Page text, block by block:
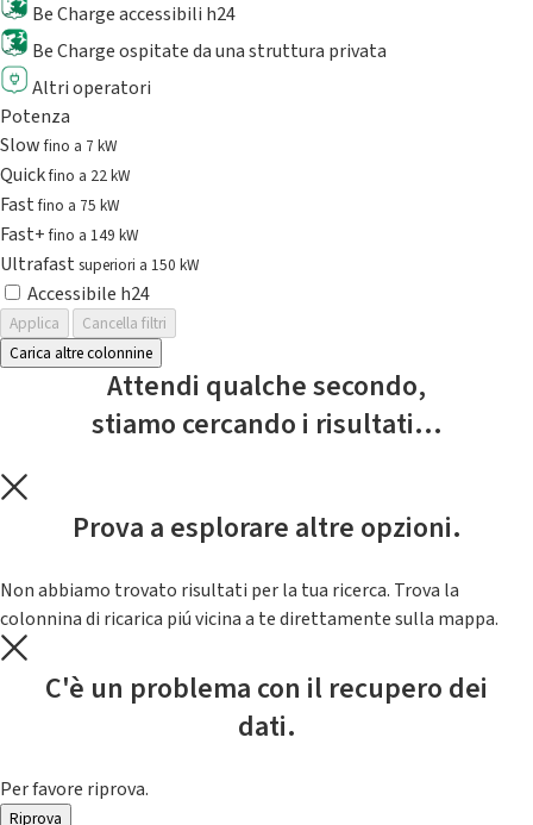
Be Charge accessibili h24
Be Charge ospitate da una struttura privata
Altri operatori
Potenza
Slowfino a 7 kW
Quickfino a 22 kW
Fastfino a 75 kW
Fast+fino a 149 kW
Ultrafast superiori a 150 kW
Accessibile h24
Applica
Cancella filtri
Carica altre colonnine
Attendi qualche secondo,
stiamo cercando i risultati...
Prova a esplorare altre opzioni.
Non abbiamo trovato risultati per la tua ricerca. Trova la
colonnina di ricarica piú vicina a te direttamente sulla mappa.
C'è un problema con il recupero dei
dati.
Per favore riprova.
Riprova